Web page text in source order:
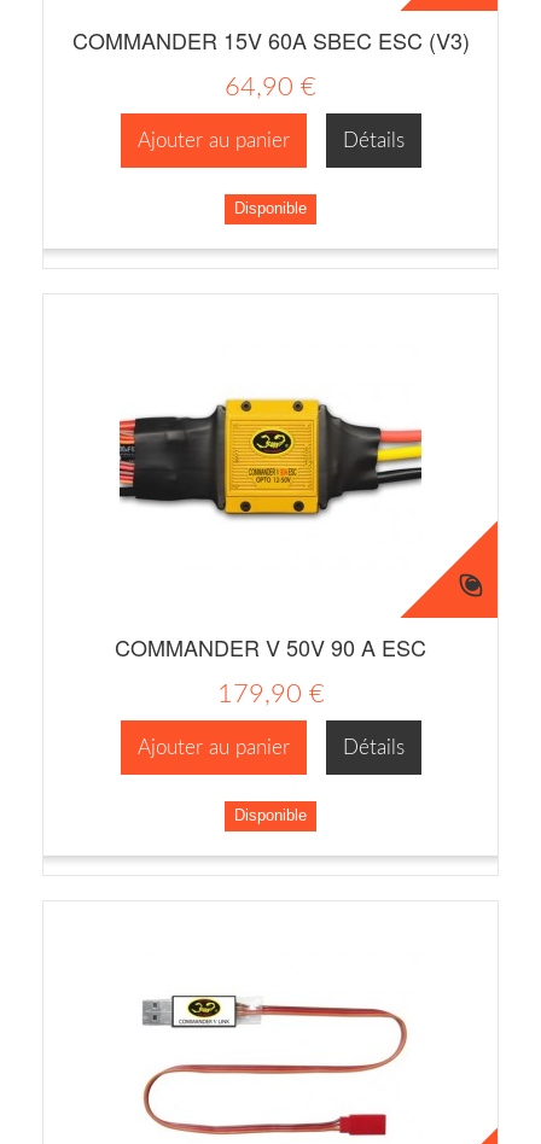
COMMANDER 15V 60A SBEC ESC (V3)
64,90 €
Ajouter au panier Détails
Disponible
COMMANDER V 50V 90 A ESC
179,90 €
Ajouter au panier Détails
Disponible